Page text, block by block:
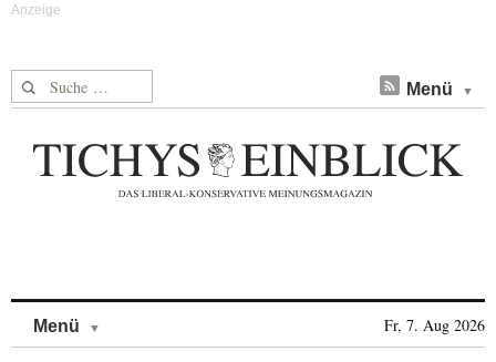
Suche nach: Menü
Menü Fr, 7. Aug 2026